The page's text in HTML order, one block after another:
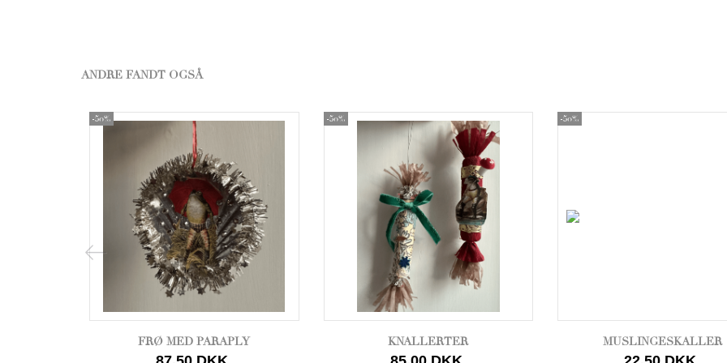
ANDRE FANDT OGSÅ
-50%
FRØ MED PARAPLY
-50%
KNALLERTER
-50%
MUSLINGESKALLER